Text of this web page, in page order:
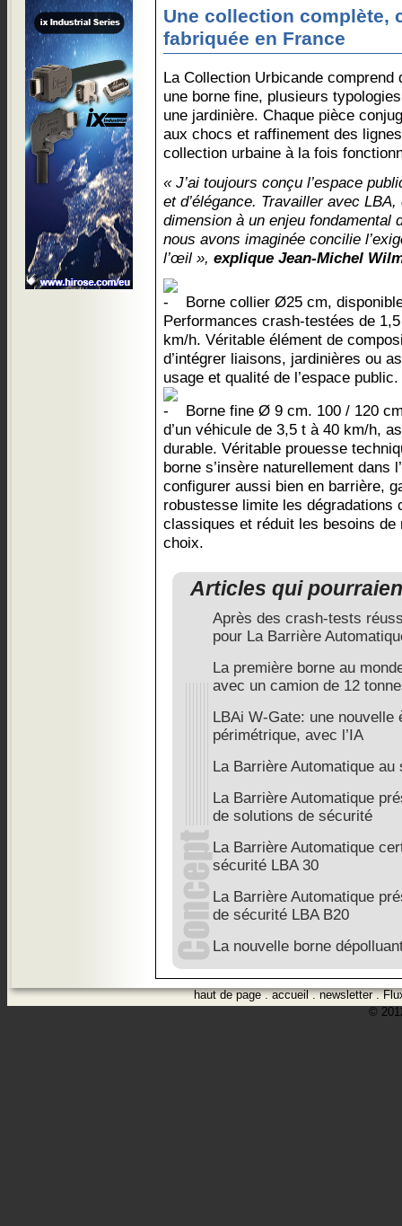
Une collection complète,
fabriquée en France
La Collection Urbicande comprend
une borne fine, plusieurs
une jardinière. Chaque pièce
aux chocs et raffinement des
collection urbaine à la fois
« J’ai toujours conçu l’espace
et d’élégance. Travailler avec LBA,
dimension à un enjeu fondamental
nous avons imaginée concilie
l’œil », explique Jean-Michel
Borne collier Ø25 cm,
Performances crash-testées de
km/h. Véritable élément de
d’intégrer liaisons, jardinières ou
usage et qualité de l’espace
Borne fine Ø 9 cm. 100 / 120
d’un véhicule de 3,5 t à 40 km/h,
durable. Véritable prouesse
borne s’insère naturellement dans
configurer aussi bien en barrière,
robustesse limite les dégradations
classiques et réduit les besoins de
choix.
Articles qui
Après des crash-tests
pour La Barrière
La première borne au
avec un camion de 12
LBAi W-Gate: une nouvelle
périmétrique, avec l’IA
La Barrière Automatique au
La Barrière Automatique
de solutions de sécurité
La Barrière Automatique
sécurité LBA 30
La Barrière Automatique
de sécurité LBA B20
La nouvelle borne
haut de page.accueil.newsletter.
©